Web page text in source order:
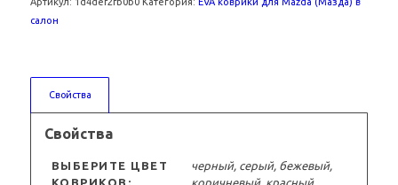
салон
Свойства
Свойства
ВЫБЕРИТЕ ЦВЕТ
КОВРИКОВ:
черный, серый, бежевый,
коричневый, красный,